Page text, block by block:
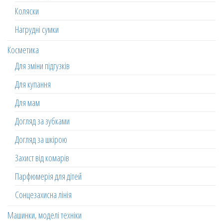
Коляски
Нагрудні сумки
Косметика
Для зміни підгузків
Для купання
Для мам
Догляд за зубками
Догляд за шкірою
Захист від комарів
Парфюмерія для дітей
Сонцезахисна лінія
Машинки, моделі техніки